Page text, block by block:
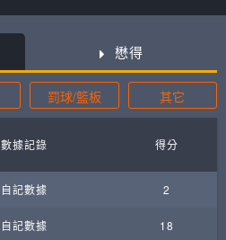
懋得
罰球/籃板 其它
數據記錄 得分
自記數據 2
自記數據 18